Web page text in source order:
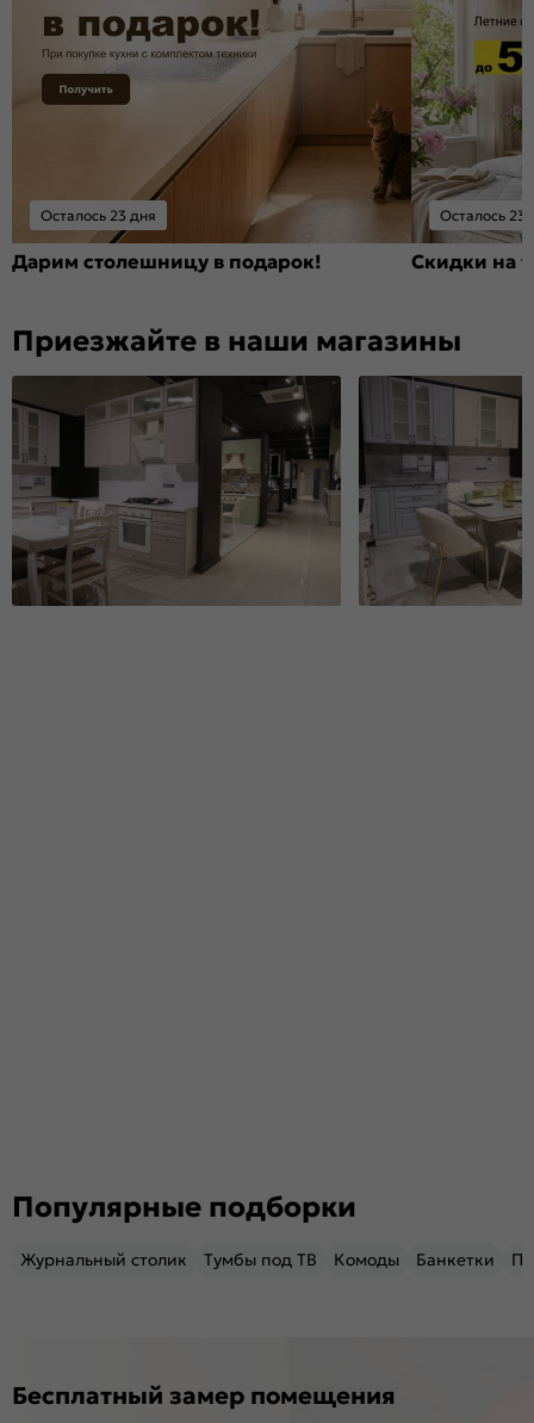
Осталось 23 дня
Дарим столешницу в подарок!
Осталось 23
Скидки на
Приезжайте в наши магазины
Популярные подборки
Журнальный столик Тумбы под ТВ Комоды Банкетки
Бесплатный замер помещения